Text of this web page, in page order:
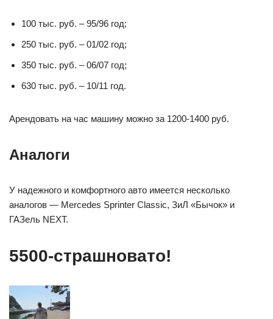
100 тыс. руб. – 95/96 год;
250 тыс. руб. – 01/02 год;
350 тыс. руб. – 06/07 год;
630 тыс. руб. – 10/11 год.
Арендовать на час машину можно за 1200-1400 руб.
Аналоги
У надежного и комфортного авто имеется несколько
аналогов — Mercedes Sprinter Classic, ЗиЛ «Бычок» и
ГАЗель NEXT.
5500-страшновато!